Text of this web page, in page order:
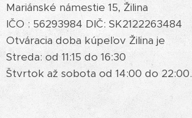
Mariánské námestie 15, Žilina
IČO : 56293984 DIČ: SK2122263484
Otváracia doba kúpeľov Žilina je
Streda: od 11:15 do 16:30
Štvrtok až sobota od 14:00 do 22:00.